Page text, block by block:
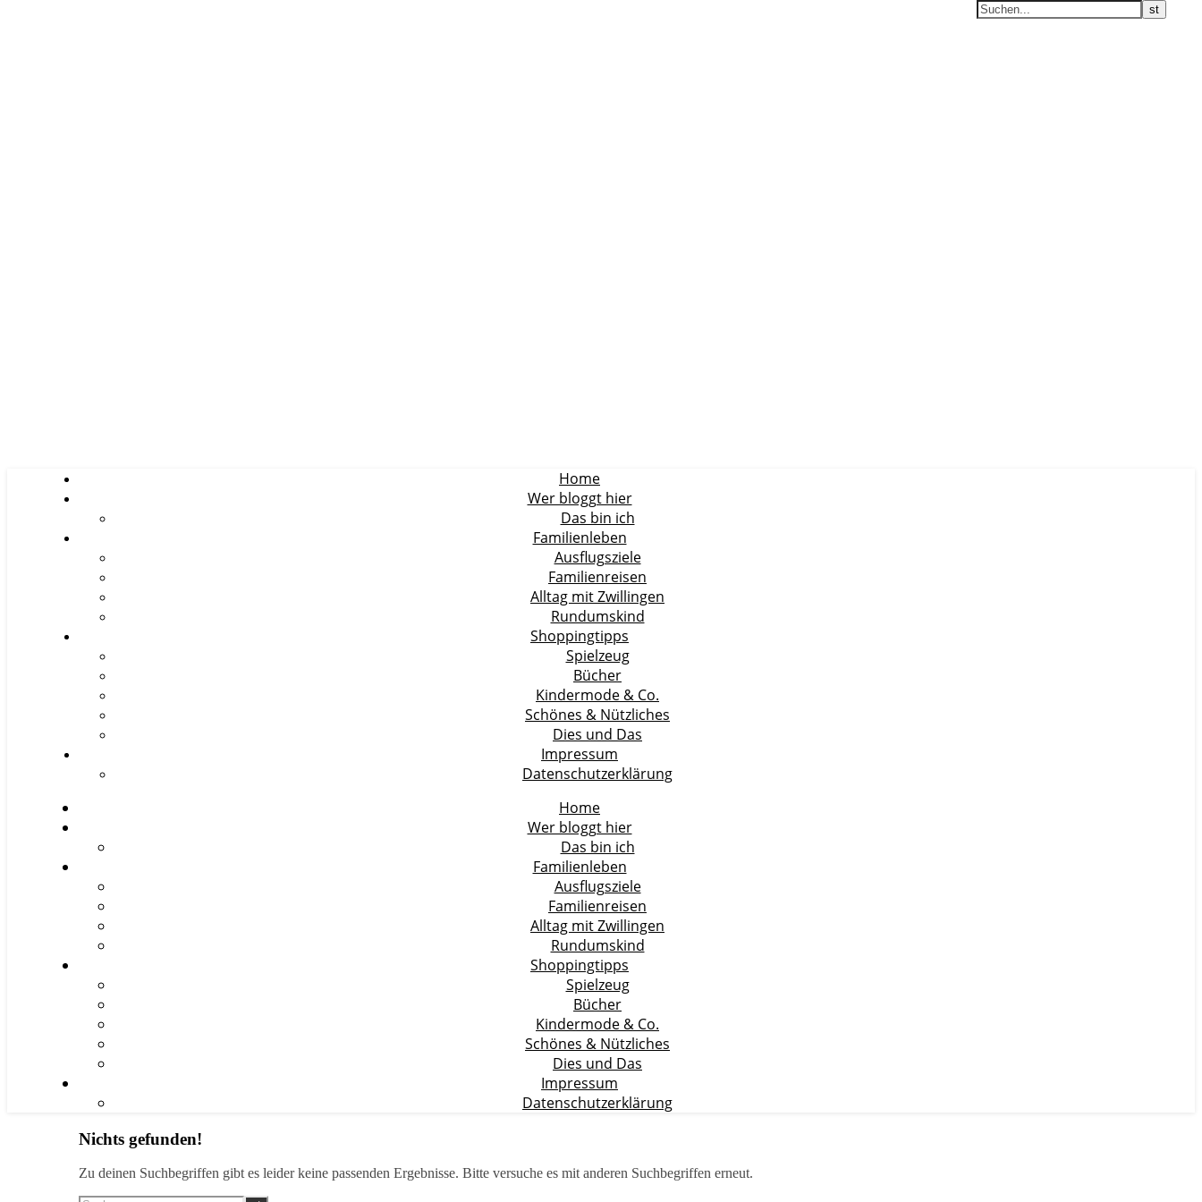
Home
Wer bloggt hier
Das bin ich
Familienleben
Ausflugsziele
Familienreisen
Alltag mit Zwillingen
Rundumskind
Shoppingtipps
Spielzeug
Bücher
Kindermode & Co.
Schönes & Nützliches
Dies und Das
Impressum
Datenschutzerklärung
Home
Wer bloggt hier
Das bin ich
Familienleben
Ausflugsziele
Familienreisen
Alltag mit Zwillingen
Rundumskind
Shoppingtipps
Spielzeug
Bücher
Kindermode & Co.
Schönes & Nützliches
Dies und Das
Impressum
Datenschutzerklärung
Nichts gefunden!
Zu deinen Suchbegriffen gibt es leider keine passenden Ergebnisse. Bitte versuche es mit anderen Suchbegriffen erneut.